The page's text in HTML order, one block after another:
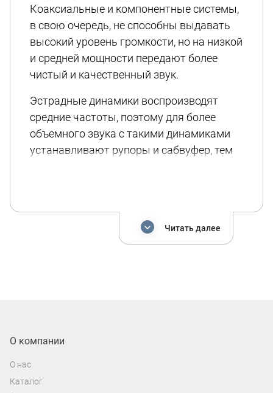
Коаксиальные и компонентные системы,
в свою очередь, не способны выдавать
высокий уровень громкости, но на низкой
и средней мощности передают более
чистый и качественный звук.
Эстрадные динамики воспроизводят
средние частоты, поэтому для более
объемного звука с такими динамиками
устанавливают рупоры и сабвуфер, тем
воспроизводить не только средние, но и
штатное посадочное место и определить,
Читать далее
О компании
О нас
Каталог